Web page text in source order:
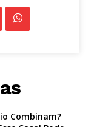
Combinam?